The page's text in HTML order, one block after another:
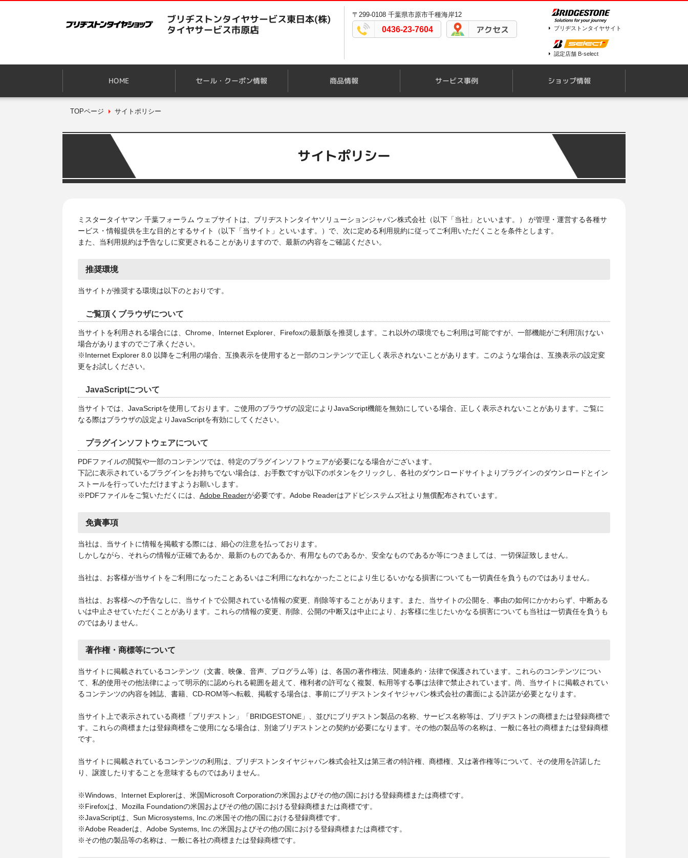
ブリヂストンタイヤサービス東日本(株)
タイヤサービス市原店
〒299-0108 千葉県市原市千種海岸12
0436-23-7604 アクセス ブリヂストンタイヤサイト
認定店舗 B-select
HOME セール・クーポン情報 商品情報 サービス事例 ショップ情報
TOPページ サイトポリシー
サイトポリシー
ミスタータイヤマン 千葉フォーラム ウェブサイトは、ブリヂストンタイヤソリューションジャパン株式会社（以下「当社」といいます。） が管理・運営する各種サ
ービス・情報提供を主な目的とするサイト（以下「当サイト」といいます。）で、次に定める利用規約に従ってご利用いただくことを条件とします。
また、当利用規約は予告なしに変更されることがありますので、最新の内容をご確認ください。
推奨環境
当サイトが推奨する環境は以下のとおりです。
ご覧頂くブラウザについて
当サイトを利用される場合には、Chrome、Internet Explorer、Firefoxの最新版を推奨します。これ以外の環境でもご利用は可能ですが、一部機能がご利用頂けない
場合がありますのでご了承ください。
※Internet Explorer 8.0 以降をご利用の場合、互換表示を使用すると一部のコンテンツで正しく表示されないことがあります。このような場合は、互換表示の設定変
更をお試しください。
JavaScriptについて
当サイトでは、JavaScriptを使用しております。ご使用のブラウザの設定によりJavaScript機能を無効にしている場合、正しく表示されないことがあります。ご覧に
なる際はブラウザの設定よりJavaScriptを有効にしてください。
プラグインソフトウェアについて
PDFファイルの閲覧や一部のコンテンツでは、特定のプラグインソフトウェアが必要になる場合がございます。
下記に表示されているプラグインをお持ちでない場合は、お手数ですが以下のボタンをクリックし、各社のダウンロードサイトよりプラグインのダウンロードとイン
ストールを行っていただけますようお願いします。
※PDFファイルをご覧いただくには、 Adobe Readerが必要です。Adobe Readerはアドビシステムズ社より無償配布されています。
免責事項
当社は、当サイトに情報を掲載する際には、細心の注意を払っております。
しかしながら、それらの情報が正確であるか、最新のものであるか、有用なものであるか、安全なものであるか等につきましては、一切保証致しません。
当社は、お客様が当サイトをご利用になったことあるいはご利用になれなかったことにより生じるいかなる損害についても一切責任を負うものではありません。
当社は、お客様への予告なしに、当サイトで公開されている情報の変更、削除等することがあります。また、当サイトの公開を、事由の如何にかかわらず、中断ある
いは中止させていただくことがあります。これらの情報の変更、削除、公開の中断又は中止により、お客様に生じたいかなる損害についても当社は一切責任を負うも
のではありません。
著作権・商標等について
当サイトに掲載されているコンテンツ（文書、映像、音声、プログラム等）は、各国の著作権法、関連条約・法律で保護されています。これらのコンテンツについ
て、私的使用その他法律によって明示的に認められる範囲を超えて、権利者の許可なく複製、転用等する事は法律で禁止されています。尚、当サイトに掲載されてい
るコンテンツの内容を雑誌、書籍、CD-ROM等へ転載、掲載する場合は、事前にブリヂストンタイヤジャパン株式会社の書面による許諾が必要となります。
当サイト上で表示されている商標「ブリヂストン」「BRIDGESTONE」、並びにブリヂストン製品の名称、サービス名称等は、ブリヂストンの商標または登録商標で
す。これらの商標または登録商標をご使用になる場合は、別途ブリヂストンとの契約が必要になります。その他の製品等の名称は、一般に各社の商標または登録商標
です。
当サイトに掲載されているコンテンツの利用は、ブリヂストンタイヤジャパン株式会社又は第三者の特許権、商標権、又は著作権等について、その使用を許諾した
り、譲渡したりすることを意味するものではありません。
※Windows、Internet Explorerは、米国Microsoft Corporationの米国およびその他の国における登録商標または商標です。
※Firefoxは、Mozilla Foundationの米国およびその他の国における登録商標または商標です。
※JavaScriptは、Sun Microsystems, Inc.の米国その他の国における登録商標です。
※Adobe Readerは、Adobe Systems, Inc.の米国およびその他の国における登録商標または商標です。
※その他の製品等の名称は、一般に各社の商標または登録商標です。